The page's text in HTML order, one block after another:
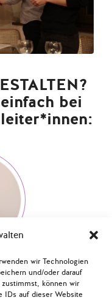
wir Technologien
und/oder darauf
können wir
IDs auf dieser Website
bei